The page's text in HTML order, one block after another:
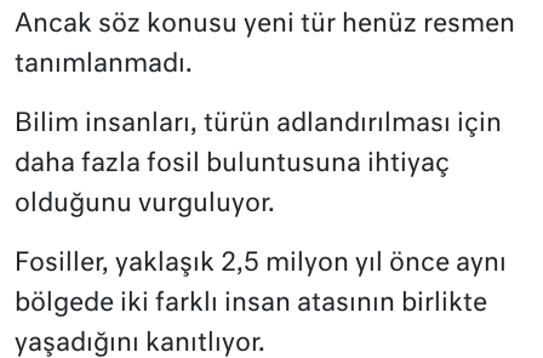
Ancak söz konusu yeni tür henüz resmen
tanımlanmadı.
Bilim insanları, türün adlandırılması için
daha fazla fosil buluntusuna ihtiyaç
olduğunu vurguluyor.
Fosiller, yaklaşık 2,5 milyon yıl önce aynı
bölgede iki farklı insan atasının birlikte
yaşadığını kanıtlıyor.